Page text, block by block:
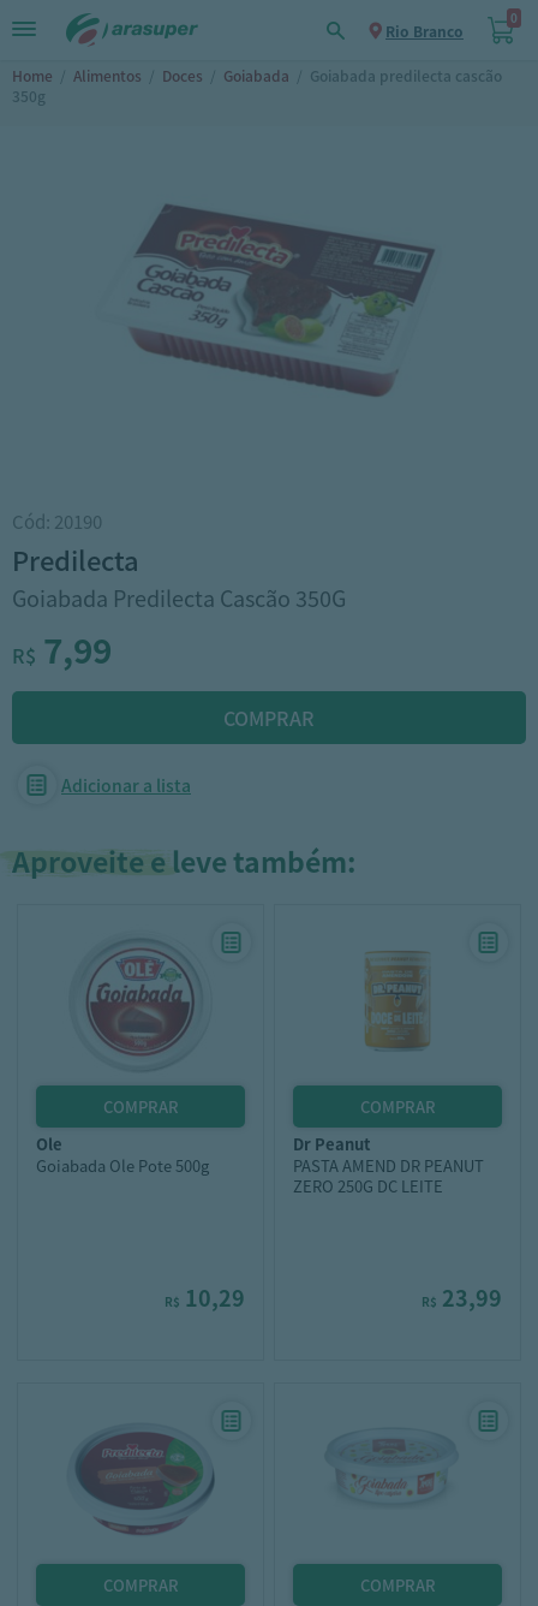
Rio Branco
0
Home / Alimentos / Doces / Goiabada / Goiabada predilecta cascão
350g
Cód: 20190
predilecta
Goiabada Predilecta Cascão 350G
R$ 7,99
Adicionar a lista
Aproveite e leve também:
ole
Goiabada Ole Pote 500g
R$ 10,29
dr peanut
PASTA AMEND DR PEANUT
ZERO 250G DC LEITE
R$ 23,99